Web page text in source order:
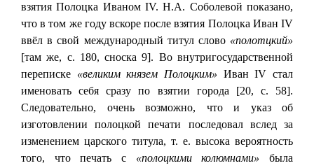
взятия Полоцка Иваном IV. Н.А. Соболевой показано,
что в том же году вскоре после взятия Полоцка Иван IV
ввёл в свой международный титул слово «полотцкий»
[там же, с. 180, сноска 9]. Во внутригосударственной
переписке «великим князем Полоцким» Иван IV стал
именовать себя сразу по взятии города [20, с. 58].
Следовательно, очень возможно, что и указ об
изготовлении полоцкой печати последовал вслед за
изменением царского титула, т. е. высока вероятность
того, что печать с «полоцкими колюмнами» была